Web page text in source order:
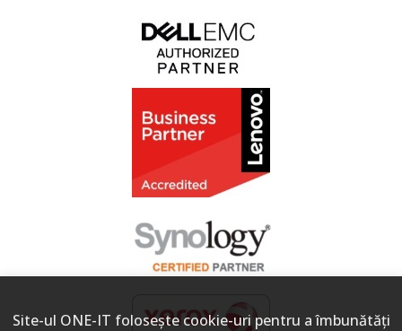
Site-ul ONE-IT foloseşte cookie-uri pentru a îmbunătăți